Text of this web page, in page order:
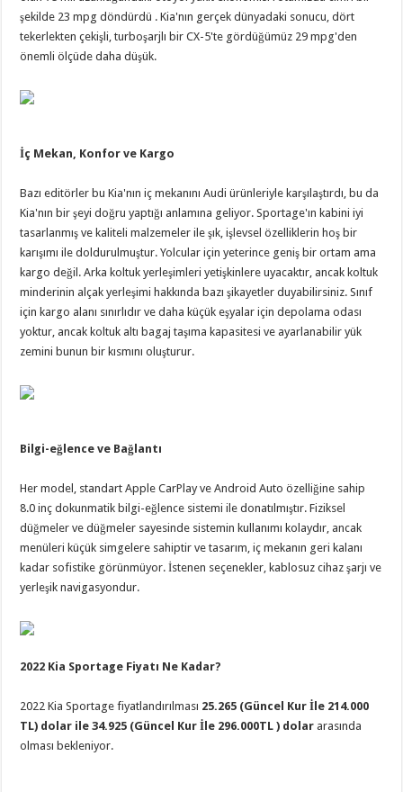
şekilde 23 mpg döndürdü . Kia'nın gerçek dünyadaki sonucu, dört
tekerlekten çekişli, turboşarjlı bir CX-5'te gördüğümüz 29 mpg'den
önemli ölçüde daha düşük.
İç Mekan, Konfor ve Kargo
Bazı editörler bu Kia'nın iç mekanını Audi ürünleriyle karşılaştırdı, bu da
Kia'nın bir şeyi doğru yaptığı anlamına geliyor. Sportage'ın kabini iyi
tasarlanmış ve kaliteli malzemeler ile şık, işlevsel özelliklerin hoş bir
karışımı ile doldurulmuştur. Yolcular için yeterince geniş bir ortam ama
kargo değil. Arka koltuk yerleşimleri yetişkinlere uyacaktır, ancak koltuk
minderinin alçak yerleşimi hakkında bazı şikayetler duyabilirsiniz. Sınıf
için kargo alanı sınırlıdır ve daha küçük eşyalar için depolama odası
yoktur, ancak koltuk altı bagaj taşıma kapasitesi ve ayarlanabilir yük
zemini bunun bir kısmını oluşturur.
Bilgi-eğlence ve Bağlantı
Her model, standart Apple CarPlay ve Android Auto özelliğine sahip
8.0 inç dokunmatik bilgi-eğlence sistemi ile donatılmıştır. Fiziksel
düğmeler ve düğmeler sayesinde sistemin kullanımı kolaydır, ancak
menüleri küçük simgelere sahiptir ve tasarım, iç mekanın geri kalanı
kadar sofistike görünmüyor. İstenen seçenekler, kablosuz cihaz şarjı ve
yerleşik navigasyondur.
2022 Kia Sportage Fiyatı Ne Kadar?
2022 Kia Sportage fiyatlandırılması 25.265 (Güncel Kur İle 214.000
TL) dolar ile 34.925 (Güncel Kur İle 296.000TL ) dolar arasında
olması bekleniyor.